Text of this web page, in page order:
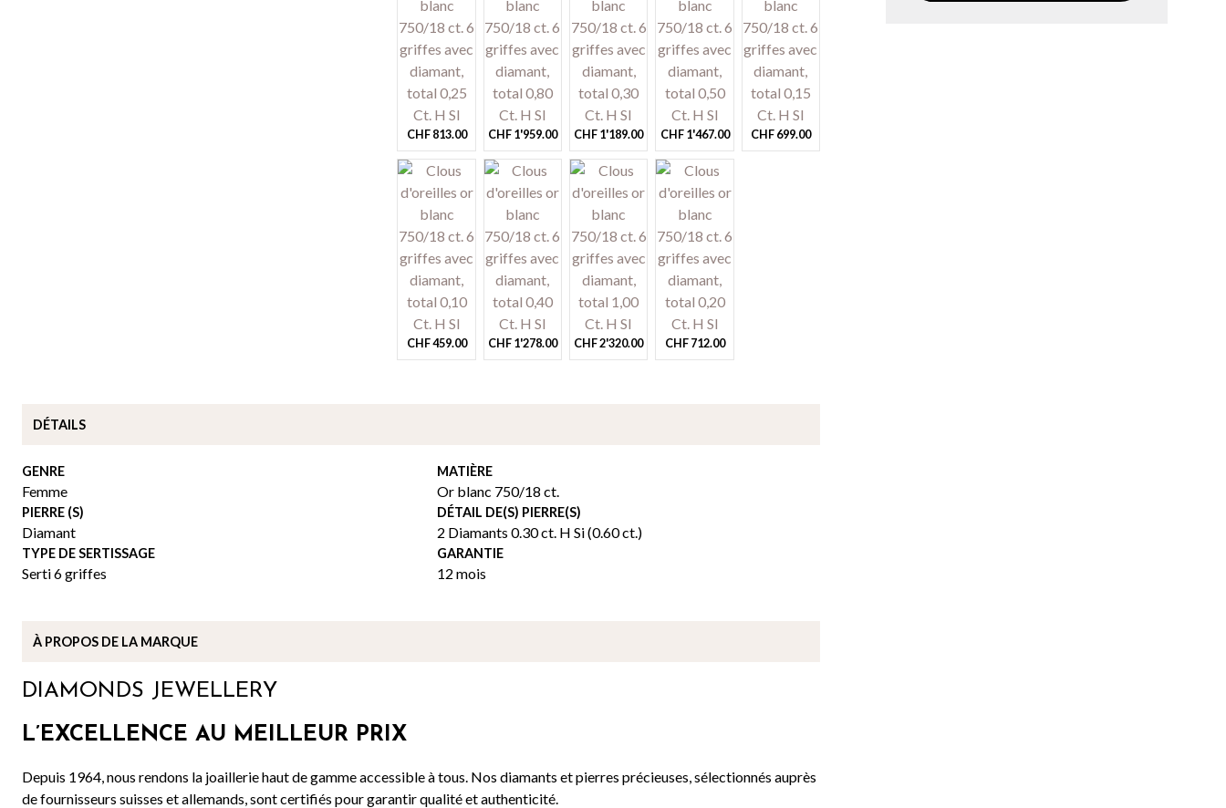
CHF813.00 CHF1'959.00 CHF1'189.00 CHF1'467.00 CHF699.00
CHF459.00 CHF1'278.00 CHF2'320.00 CHF712.00
GENRE
Femme
MATIÈRE
Or blanc 750/18 ct.
PIERRE (S)
Diamant
DÉTAIL DE(S) PIERRE(S)
2 Diamants 0.30 ct. H Si (0.60 ct.)
TYPE DE SERTISSAGE
Serti 6 griffes
GARANTIE
12 mois
DIAMONDS JEWELLERY
L’EXCELLENCE AU MEILLEUR PRIX
Depuis 1964, nous rendons la joaillerie haut de gamme accessible à tous. Nos diamants et pierres précieuses, sélectionnés auprès
de fournisseurs suisses et allemands, sont certifiés pour garantir qualité et authenticité.
DÉTAILS
À PROPOS DE LA MARQUE